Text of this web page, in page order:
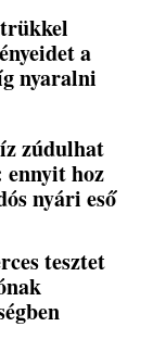
a
nyaralni
zúdulhat
ennyit hoz
nyári eső
tesztet